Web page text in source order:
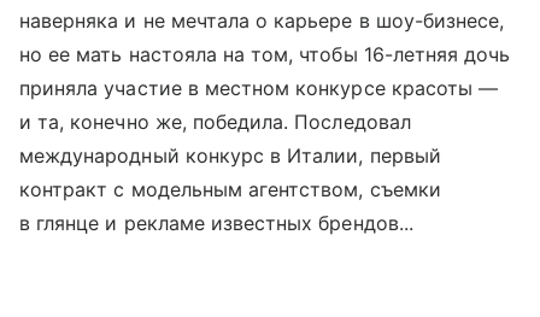
наверняка и не мечтала о карьере в шоу-бизнесе,
но ее мать настояла на том, чтобы 16-летняя дочь
приняла участие в местном конкурсе красоты —
и та, конечно же, победила. Последовал
международный конкурс в Италии, первый
контракт с модельным агентством, съемки
в глянце и рекламе известных брендов...